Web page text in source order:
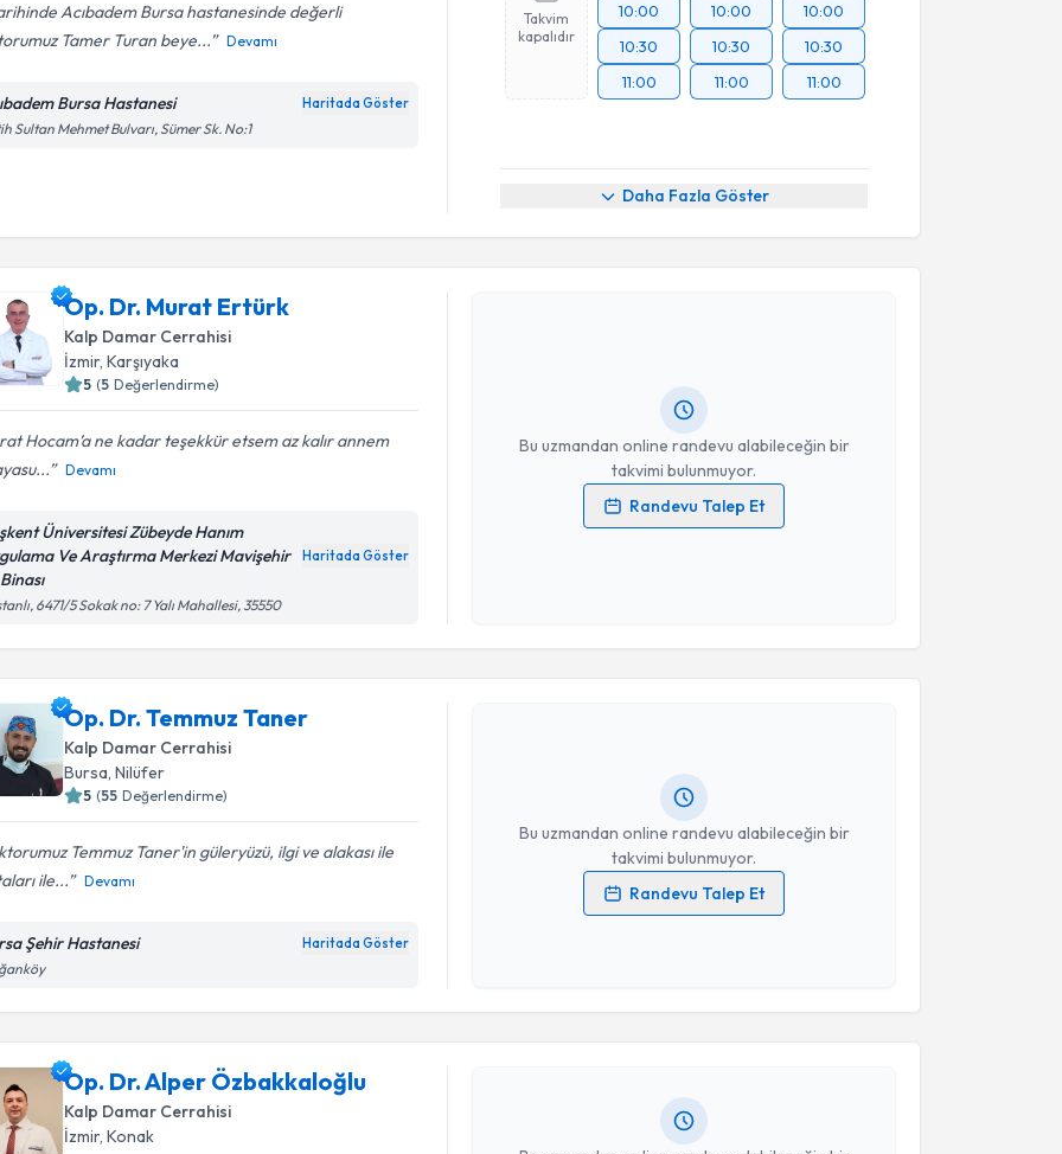
Acıbadem Bursa hastanesinde değerli
Tamer Turan beye...
Devamı
Bursa Hastanesi Haritada Göster
Sultan Mehmet Bulvarı, Sümer Sk. No:1
Takvim
kapalıdır
10:00
10:30
11:00
10:00
10:30
11:00
10:00
10:30
11:00
Daha Fazla Göster
Op. Dr. Murat Ertürk
Kalp Damar Cerrahisi
İzmir, Karşıyaka
5 (5 Değerlendirme)
Hocam’a ne kadar teşekkür etsem az kalır annem
Devamı
Üniversitesi Zübeyde Hanım
Ve Araştırma Merkezi Mavişehir
Haritada Göster
6471/5 Sokak no: 7 Yalı Mahallesi, 35550
Bu uzmandan online randevu alabileceğin bir
takvimi bulunmuyor.
Randevu Talep Et
Randevu Takvimi Talebi
Kişisel verilerimin işlenmesine ilişkinAydınlatma Metni
Takvim Talebini Gönder
Op. Dr. Temmuz Taner
Kalp Damar Cerrahisi
Bursa , Nilüfer
5 (55 Değerlendirme)
Temmuz Taner'in güleryüzü, ilgi ve alakası ile
ile...
Devamı
Şehir Hastanesi Haritada Göster
Bu uzmandan online randevu alabileceğin bir
takvimi bulunmuyor.
Randevu Talep Et
Randevu Takvimi Talebi
Op. Dr. Temmuz Taner
Kişisel verilerimin işlenmesine ilişkinAydınlatma Metni
Takvim Talebini Gönder
Op. Dr. Alper Özbakkaloğlu
Kalp Damar Cerrahisi
İzmir, Konak